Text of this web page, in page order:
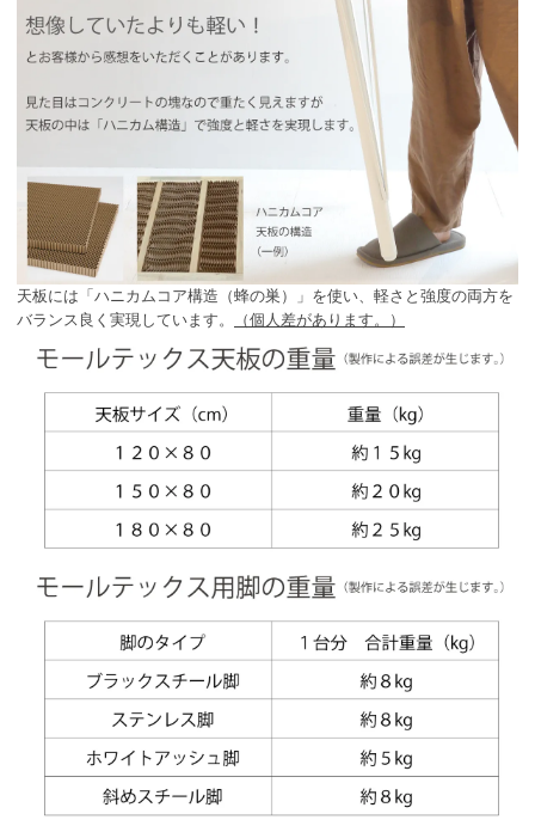
天板には「ハニカムコア構造（蜂の巣）」を使い、軽さと強度の両方を
バランス良く実現しています。
（個人差があります。）